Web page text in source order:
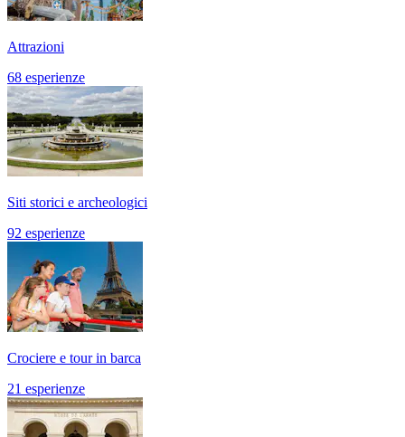
Attrazioni
68 esperienze
Siti storici e archeologici
92 esperienze
Crociere e tour in barca
21 esperienze